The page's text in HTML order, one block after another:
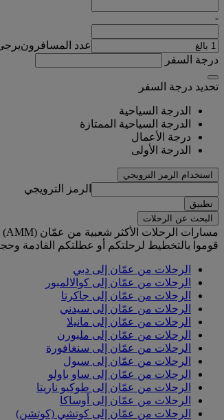
-
عدد المسافرون
درجة السفر
تحديد درجة السفر
الدرجة السياحية
الدرجة السياحية الممتازة
درجة الأعمال
الدرجة الأولى
استخدام الرمز الترويجي
الرمز الترويجي
تطبيق
البحث عن الرحلات
مسارات الرحلات الأكثر شعبية من عمّان (AMM)
قوموا بالتخطيط لرحلتكم أو عطلتكم القادمة
الرحلات من عمّان إلى دبي
الرحلات من عمّان إلى كوالالمبور
الرحلات من عمّان إلى جاكرتا
الرحلات من عمّان إلى سيدني
الرحلات من عمّان إلى مانيلا
الرحلات من عمّان إلى ملبورن
الرحلات من عمّان إلى سنغافورة
الرحلات من عمّان إلى سيول
الرحلات من عمّان إلى ساو باولو
الرحلات من عمّان إلى طوكيو ناريتا
الرحلات من عمّان إلى أوساكا
الرحلات من عمّان إلى كوتشي (كوتشن)